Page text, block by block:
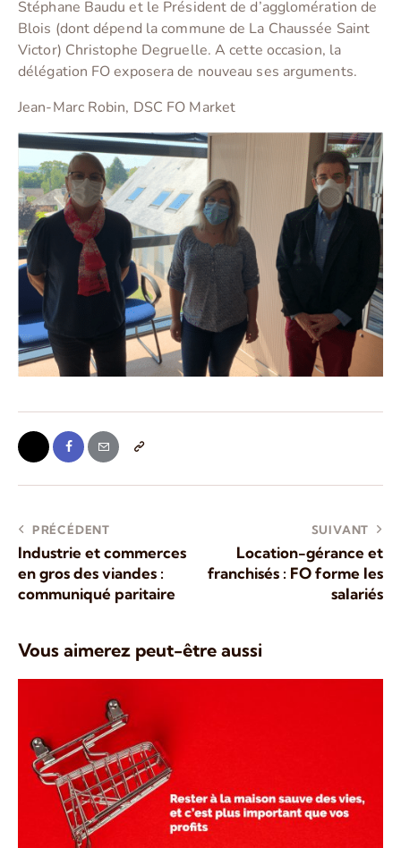
Stéphane Baudu et le Président de d’agglomération de
Blois (dont dépend la commune de La Chaussée Saint
Victor) Christophe Degruelle. A cette occasion, la
délégation FO exposera de nouveau ses arguments.
Jean-Marc Robin, DSC FO Market
PRÉCÉDENT
Industrie et commerces
en gros des viandes :
communiqué paritaire
SUIVANT
Location-gérance et
franchisés : FO forme les
salariés
Vous aimerez peut-être aussi